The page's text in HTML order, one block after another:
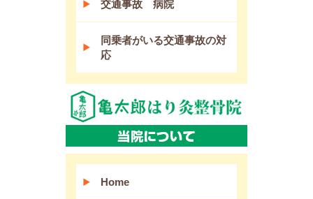
交通事故 病院
同乗者がいる交通事故の対
応
Home